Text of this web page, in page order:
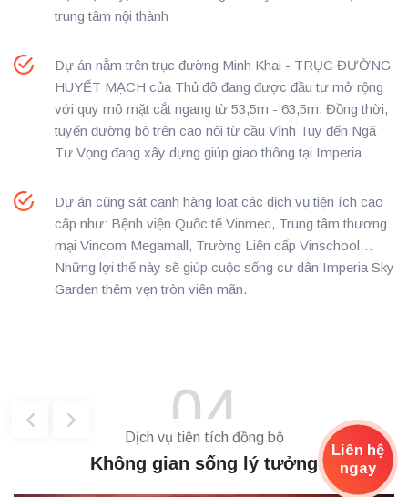
trung tâm nội thành
Dự án nằm trên trục đường Minh Khai - TRỤC ĐƯỜNG
HUYẾT MẠCH của Thủ đô đang được đầu tư mở rộng
với quy mô mặt cắt ngang từ 53,5m - 63,5m. Đồng thời,
tuyến đường bộ trên cao nối từ cầu Vĩnh Tuy đến Ngã
Tư Vọng đang xây dựng giúp giao thông tại Imperia
Dự án cũng sát cạnh hàng loạt các dịch vụ tiện ích cao
cấp như: Bệnh viện Quốc tế Vinmec, Trung tâm thương
mại Vincom Megamall, Trường Liên cấp Vinschool…
Những lợi thế này sẽ giúp cuộc sống cư dân Imperia Sky
Garden thêm vẹn tròn viên mãn.
04
Dịch vụ tiện tích đồng bộ
Không gian sống lý tưởng
Thu nhập 10 triệu tháng, tính mua nhà 1 tỷ đồng: Giấc mơ xa vời?
Đó là vấn đề chuyên gia kinh tế Nguyễn Trí Hiếu đưa
Liên hệ
ngay